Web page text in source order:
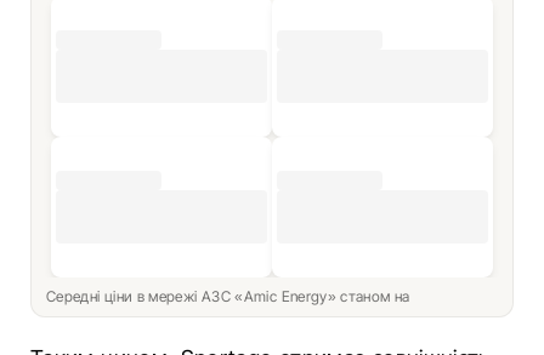
Середні ціни в мережі АЗС «Amic Energy» станом на